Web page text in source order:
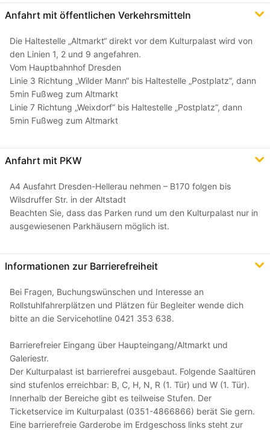
Anfahrt mit öffentlichen Verkehrsmitteln
Die Haltestelle „Altmarkt“ direkt vor dem Kulturpalast wird von
den Linien 1, 2 und 9 angefahren.
Vom Hauptbahnhof Dresden
Linie 3 Richtung „Wilder Mann“ bis Haltestelle „Postplatz“, dann
5min Fußweg zum Altmarkt
Linie 7 Richtung „Weixdorf“ bis Haltestelle „Postplatz“, dann
5min Fußweg zum Altmarkt
Anfahrt mit PKW
A4 Ausfahrt Dresden-Hellerau nehmen – B170 folgen bis
Wilsdruffer Str. in der Altstadt
Beachten Sie, dass das Parken rund um den Kulturpalast nur in
ausgewiesenen Parkhäusern möglich ist.
Informationen zur Barrierefreiheit
Bei Fragen, Buchungswünschen und Interesse an
Rollstuhlfahrerplätzen und Plätzen für Begleiter wende dich
bitte an die Servicehotline 0421 353 638.
Barrierefreier Eingang über Haupteingang/Altmarkt und
Galeriestr.
Der Kulturpalast ist barrierefrei ausgebaut. Folgende Saaltüren
sind stufenlos erreichbar: B, C, H, N, R (1. Tür) und W (1. Tür).
Innerhalb der Bereiche gibt es teilweise Stufen. Der
Ticketservice im Kulturpalast (0351-4866866) berät Sie gern.
Eine barrierefreie Garderobe im Erdgeschoss links steht zur